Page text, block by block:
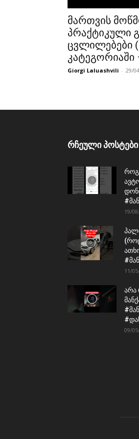
მართვის
პრაქტიკული
ცვლილებები
კატეგორიაში
Giorgi Laluashvili - 29/
რჩეული პოსტები
19/
11/
არა
09/